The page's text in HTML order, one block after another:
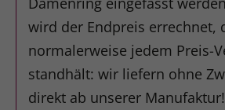
wird der Endpreis errechnet,
normalerweise jedem Preis-
standhält: wir liefern ohne
direkt ab unserer Manufaktur!